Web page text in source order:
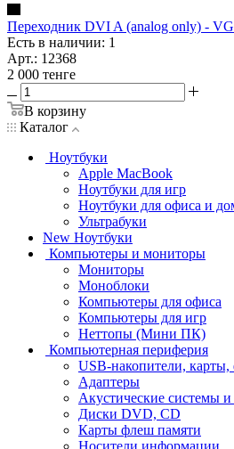
Переходник DVI A (analog only) -
Есть в наличии: 1
Арт.: 12368
2 000 тенге
В корзину
Каталог
Ноутбуки
Apple MacBook
Ноутбуки для игр
Ноутбуки для офиса и
Ультрабуки
New Ноутбуки
Компьютеры и мониторы
Мониторы
Моноблоки
Компьютеры для офиса
Компьютеры для игр
Неттопы (Мини ПК)
Компьютерная периферия
USB-накопители,
Адаптеры
Акустические системы
Диски DVD, CD
Карты флеш памяти
Носители информации